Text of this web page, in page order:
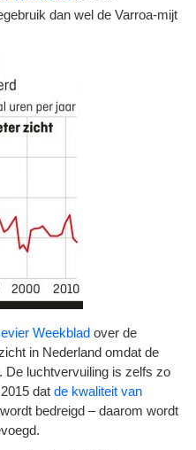
dan wel de Varroa-mijt
Weekblad over de
in Nederland omdat de
De luchtvervuiling is zelfs zo
dat de kwaliteit van
bedreigd – daarom wordt